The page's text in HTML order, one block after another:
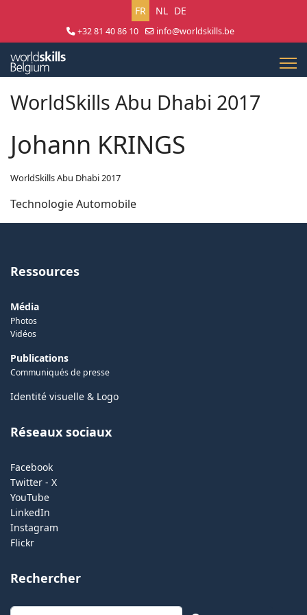
Sélectionnez votre langue
FR NL DE
+32 81 40 86 10
info@worldskills.be
WorldSkills Abu Dhabi 2017
Johann KRINGS
WorldSkills Abu Dhabi 2017
Technologie Automobile
Ressources
Média
Photos
Vidéos
Publications
Communiqués de presse
Identité visuelle & Logo
Réseaux sociaux
Facebook
Twitter - X
YouTube
LinkedIn
Instagram
Flickr
Rechercher